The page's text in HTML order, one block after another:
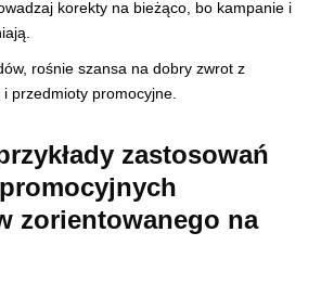
korekty na bieżąco, bo kampanie i
rośnie szansa na dobry zwrot z
przedmioty promocyjne.
zastosowań
zorientowanego na